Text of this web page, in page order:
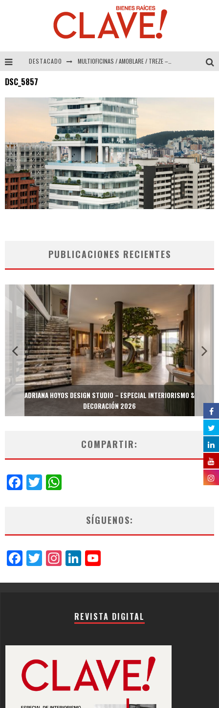
DESTACADO MULTIOFICINAS / AMOBLARE / TREZE – Especial Interiorismo & Decoración 2026
COLINEAL – Especial Interiorismo & Decoración 2026
DSC_5857
PUBLICACIONES RECIENTES
ADRIANA HOYOS DESIGN STUDIO – ESPECIAL INTERIORISMO &
DECORACIÓN 2026
COMPARTIR:
Facebook
Twitter
SÍGUENOS:
Facebook
Twitter
Instagram
LinkedIn
REVISTA DIGITAL